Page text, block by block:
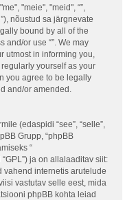
"meie", "meid", “”,
nõustud sa järgnevate
bound by all of the
and/or use “”. We may
utmost in informing you,
yourself as your
you agree to be legally
and/or amended.
(edaspidi “see”, “selle”,
Grupp, “phpBB
“
ja on allalaaditav siit:
vahend internetis arutelude
vastutav selle eest, mida
phpBB kohta leiad